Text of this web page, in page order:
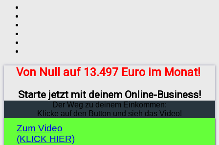
Von Null auf 13.497 Euro im Monat!
Starte jetzt mit deinem Online-Business!
Der Weg zu deinem Einkommen:
Klicke auf den Button und sieh das Video!
Zum Video
(KLICK HIER)